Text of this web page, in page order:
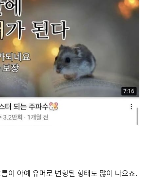
이 아예 유머로 변형된 형태도 많이 나오죠.